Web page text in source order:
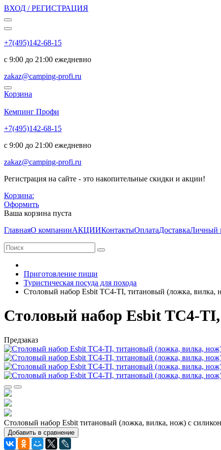
ВХОД / РЕГИСТРАЦИЯ
+7(495)142-68-15
с 9:00 до 21:00 ежедневно
zakaz@camping-profi.ru
Корзина
Кемпинг Профи
+7(495)142-68-15
с 9:00 до 21:00 ежедневно
zakaz@camping-profi.ru
Регистрация на сайте - это накопительные скидки и акции!
Корзина:
Оформить
Ваша корзина пуста
ГлавнаяО компанииАКЦИИКонтактыОплатаДоставкаЛичный
Приготовление пищи
Туристическая посуда для похода
Столовый набор Esbit TC4-TI, титановый (ложка, вилка,
Столовый набор Esbit TC4-
Предзаказ
Столовый набор Esbit титановый (ложка, вилка, нож) с
Добавить в сравнение